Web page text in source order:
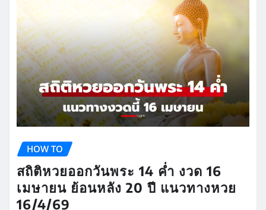
HOW TO
สถิติหวยออกวันพระ 14 ค่ำ งวด 16
เมษายน ย้อนหลัง 20 ปี แนวทางหวย
16/4/69